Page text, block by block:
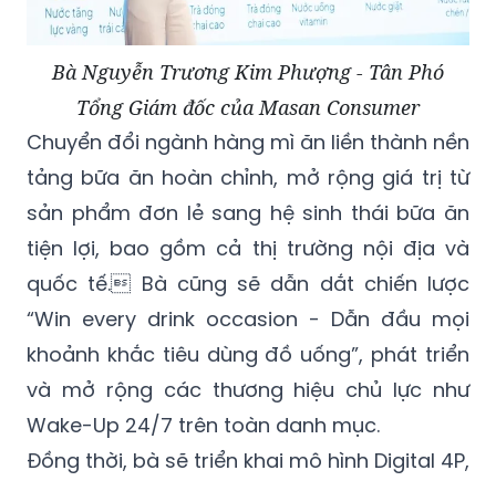
Bà Nguyễn Trương Kim Phượng - Tân Phó
Tổng Giám đốc của Masan Consumer
Chuyển đổi ngành hàng mì ăn liền thành nền
tảng bữa ăn hoàn chỉnh, mở rộng giá trị từ
sản phẩm đơn lẻ sang hệ sinh thái bữa ăn
tiện lợi, bao gồm cả thị trường nội địa và
quốc tế. Bà cũng sẽ dẫn dắt chiến lược
“Win every drink occasion - Dẫn đầu mọi
khoảnh khắc tiêu dùng đồ uống”, phát triển
và mở rộng các thương hiệu chủ lực như